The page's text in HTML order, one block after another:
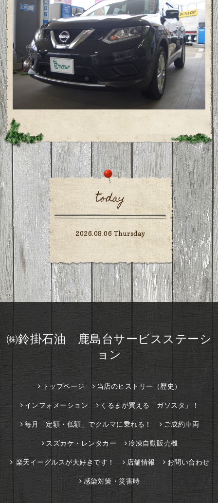
today
2026.08.06 Thursday
㈱鈴掛石油 鹿島台サービスステーシ
ョン
トップページ 当店のヒストリー（歴史）
インフォメーション くるまが買える「ガソスタ」！
毎月「定額・低額」でクルマに乗れる！ ご成約車両
スズカケ・レンタカー 冷凍自動販売機
楽天イーグルスが大好きです！ 店舗情報 お問い合わせ
感染対策・災害時